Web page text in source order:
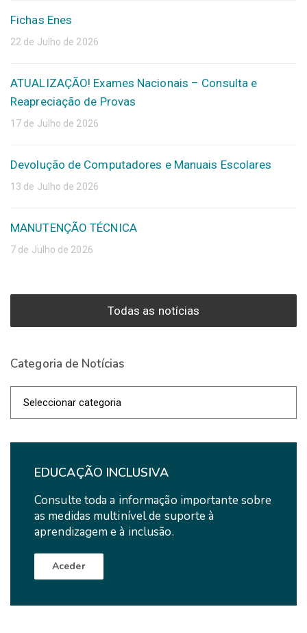
Fichas Enes
22 de Julho de 2026
ATUALIZAÇÃO! Exames Nacionais – Consulta e
Reapreciação de Provas
17 de Julho de 2026
Devolução de Computadores e Manuais Escolares
13 de Julho de 2026
MANUTENÇÃO TÉCNICA
7 de Julho de 2026
Todas as notícias
Categoria de Notícias
EDUCAÇÃO INCLUSIVA
Consulte toda a informação importante sobre
as medidas multinível de suporte à
aprendizagem e à inclusão.
Aceder